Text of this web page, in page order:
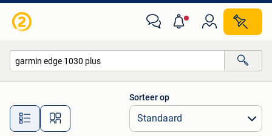
Alle afstanden…
Sorteer op